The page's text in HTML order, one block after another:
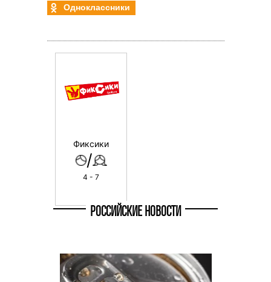
Одноклассники
Фиксики
/
4 - 7
РОССИЙСКИЕ НОВОСТИ